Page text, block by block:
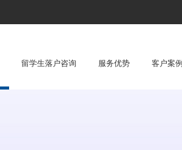
留学生落户咨询 服务优势 客户案例